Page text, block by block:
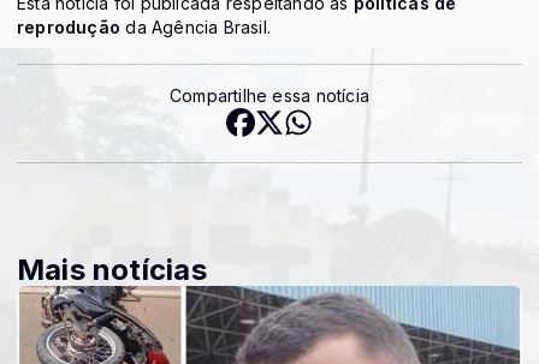
reprodução da Agência Brasil.
Compartilhe essa notícia
Mais notícias